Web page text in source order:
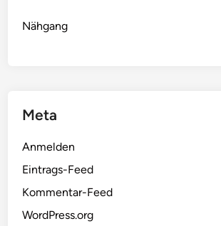
Nähgang
Meta
Anmelden
Eintrags-Feed
Kommentar-Feed
WordPress.org